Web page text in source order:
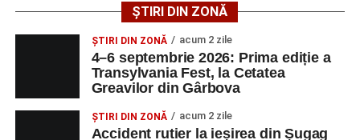
LMV
TELEFON/E-
Technology Srl
OPERATOR LA
MASINI-UNELTE
CU COMANDA
NUMERICA
1 0752826367
ȘTIRI DIN ZONĂ
ȘTIRI DIN ZONĂ acum 2 zile
4–6 septembrie 2026: Prima ediție a
Transylvania Fest, la Cetatea
Greavilor din Gârbova
ȘTIRI DIN ZONĂ acum 2 zile
Accident rutier la ieșirea din Șugag